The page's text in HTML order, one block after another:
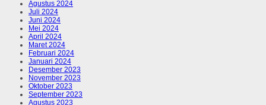
Agustus 2024
Juli 2024
Juni 2024
Mei 2024
April 2024
Maret 2024
Februari 2024
Januari 2024
Desember 2023
November 2023
Oktober 2023
September 2023
Agustus 2023